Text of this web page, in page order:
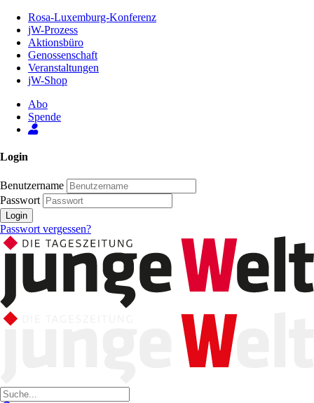
Inhalt
Seite
Rosa-Luxemburg-Konferenz
jW-Prozess
Aktionsbüro
Genossenschaft
Veranstaltungen
jW-Shop
Abo
Spende
Login
Benutzername
Passwort
Login
Passwort vergessen?